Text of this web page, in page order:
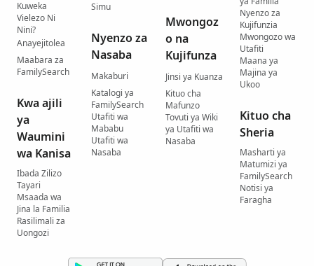
Kuweka
Vielezo Ni
Nini?
Anayejitolea
Maabara za
FamilySearch
Kwa ajili
ya
Waumini
wa Kanisa
Ibada Zilizo
Tayari
Msaada wa
Jina la Familia
Rasilimali za
Uongozi
Simu
Nyenzo za
Nasaba
Makaburi
Katalogi ya
FamilySearch
Utafiti wa
Mababu
Utafiti wa
Nasaba
Mwongoz
o na
Kujifunza
Jinsi ya Kuanza
Kituo cha
Mafunzo
Tovuti ya Wiki
ya Utafiti wa
Nasaba
Nyenzo za
Kujifunzia
Mwongozo wa
Utafiti
Maana ya
Majina ya
Ukoo
Kituo cha
Sheria
Masharti ya
Matumizi ya
FamilySearch
Notisi ya
Faragha